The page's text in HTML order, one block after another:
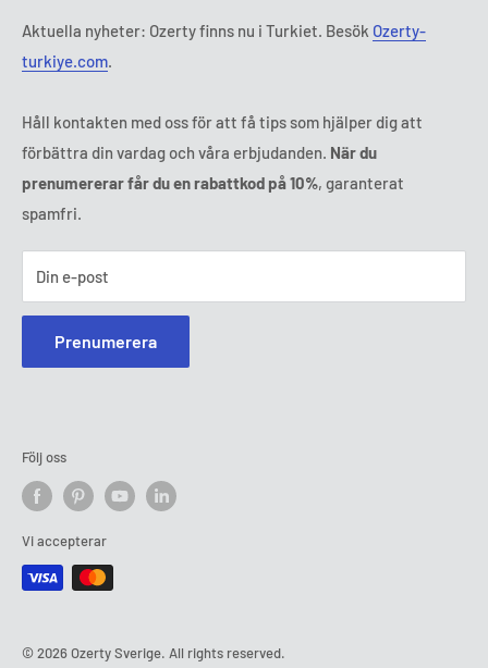
Tl: 010 884 87 30
E-post:
Aktuella nyheter: Ozerty finns nu i Turkiet. Besök Ozerty-
turkiye.com.
Håll kontakten med oss för att få tips som hjälper dig att
förbättra din vardag och våra erbjudanden. När du
prenumererar får du en rabattkod på 10%, garanterat
spamfri.
Din e-post
Prenumerera
Följ oss
Vi accepterar
© 2026 Ozerty Sverige. All rights reserved.